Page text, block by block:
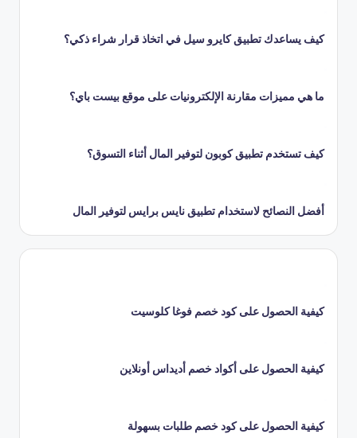
كيف يساعدك تطبيق كايرو سيل في اتخاذ قرار شراء ذكي؟
ما هي مميزات مقارنة الإلكترونيات على موقع بيست باي؟
كيف تستخدم تطبيق كوبون لتوفير المال أثناء التسوق؟
أفضل النصائح لاستخدام تطبيق نايس برايس لتوفير المال
كيفية الحصول على كود خصم فوغا كلوسيت
كيفية الحصول على أكواد خصم أديداس أونلاين
كيفية الحصول على كود خصم طلبات بسهولة